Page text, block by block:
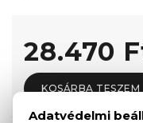
28.470
KOSÁRBA TESZEM